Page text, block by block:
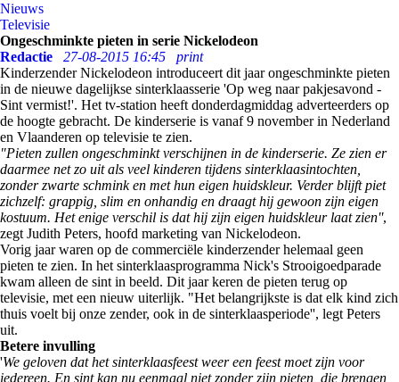
Nieuws
Televisie
Ongeschminkte pieten in serie Nickelodeon
Redactie
27-08-2015 16:45
print
Kinderzender Nickelodeon introduceert dit jaar ongeschminkte pieten
in de nieuwe dagelijkse sinterklaasserie 'Op weg naar pakjesavond -
Sint vermist!'. Het tv-station heeft donderdagmiddag adverteerders op
de hoogte gebracht. De kinderserie is vanaf 9 november in Nederland
en Vlaanderen op televisie te zien.
"Pieten zullen ongeschminkt verschijnen in de kinderserie. Ze zien er
daarmee net zo uit als veel kinderen tijdens sinterklaasintochten,
zonder zwarte schmink en met hun eigen huidskleur. Verder blijft piet
zichzelf: grappig, slim en onhandig en draagt hij gewoon zijn eigen
kostuum. Het enige verschil is dat hij zijn eigen huidskleur laat zien'',
zegt Judith Peters, hoofd marketing van Nickelodeon.
Vorig jaar waren op de commerciële kinderzender helemaal geen
pieten te zien. In het sinterklaasprogramma Nick's Strooigoedparade
kwam alleen de sint in beeld. Dit jaar keren de pieten terug op
televisie, met een nieuw uiterlijk. "Het belangrijkste is dat elk kind zich
thuis voelt bij onze zender, ook in de sinterklaasperiode'', legt Peters
uit.
Betere invulling
'We geloven dat het sinterklaasfeest weer een feest moet zijn voor
iedereen. En sint kan nu eenmaal niet zonder zijn pieten, die brengen